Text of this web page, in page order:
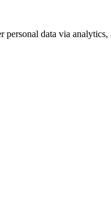
data via analytics,